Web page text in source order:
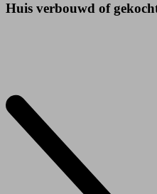
Huis verbouwd of